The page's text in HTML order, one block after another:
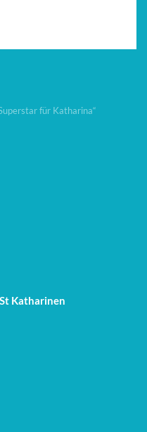
für Katharina“
Katharinen